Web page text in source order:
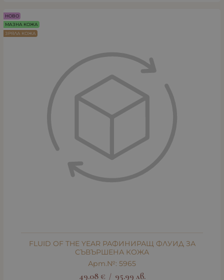
FLUID OF THE YEAR РАФИНИРАЩ ФЛУИД ЗА
СЪВЪРШЕНА КОЖА
Арт.№: 5965
49.08 € / 95.99 лв.
НОВО
МАЗНА КОЖА
ЗРЯЛА КОЖА